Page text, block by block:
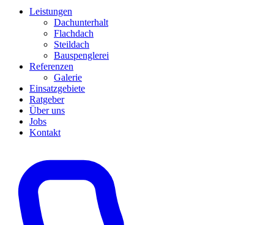
Leistungen
Dachunterhalt
Flachdach
Steildach
Bauspenglerei
Referenzen
Galerie
Einsatzgebiete
Ratgeber
Über uns
Jobs
Kontakt